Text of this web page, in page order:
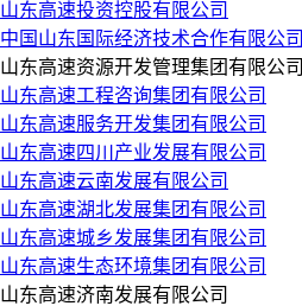
山东高速投资控股有限公司
中国山东国际经济技术合作有限公司
山东高速资源开发管理集团有限公司
山东高速工程咨询集团有限公司
山东高速服务开发集团有限公司
山东高速四川产业发展有限公司
山东高速云南发展有限公司
山东高速湖北发展集团有限公司
山东高速城乡发展集团有限公司
山东高速生态环境集团有限公司
山东高速济南发展有限公司